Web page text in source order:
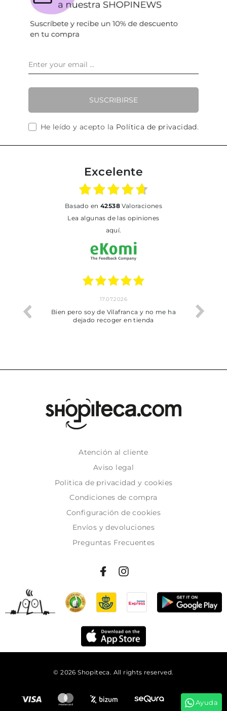
SUSCRIBIRSE
He leído y acepto la Política de privacidad.
Excelente
basado en 42538Valoraciones
Lea algunas de las opiniones
aquí.
trobat
17.07.2026
Bien pero soy de Vilafranca y no me ha
dejado recoger en tienda
Atención al cliente
Aviso legal
Politica de privacidad y cookies
Condiciones de compra
Configuración de cookies
Envíos y devoluciones
Preguntas Frecuentes
© 2026 Shopiteca. All rights reserved.
Ayuda